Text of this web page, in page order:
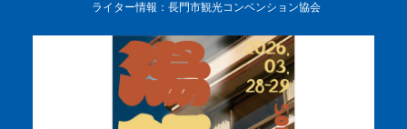
ライター情報： 長門市観光コンベンション協会